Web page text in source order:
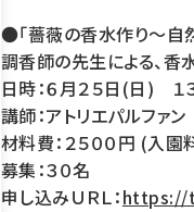
●「薔薇の香水作り～自
調香師の先生による、香
日時：６月２５日(日) １３
講師：アトリエパルファ
材料費：２５００円 (入
募集：３０名
申し込みＵＲＬ：https://